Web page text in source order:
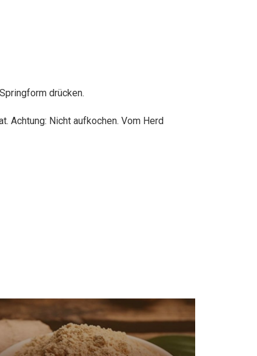
drücken.
Achtung: Nicht aufkochen. Vom Herd